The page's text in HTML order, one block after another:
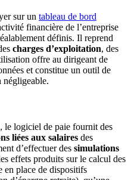
sur un tableau de bord
financière de l’entreprise
définis. Il reprend
charges d’exploitation, des
offre au dirigeant de
et constitue un outil de
négligeable.
le logiciel de paie fournit des
liées aux salaires des
d’effectuer des simulations
effets produits sur le calcul des
en place de dispositifs